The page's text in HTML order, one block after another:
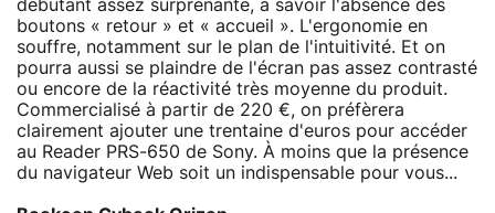
débutant assez surprenante, à savoir l'absence des
boutons « retour » et « accueil ». L'ergonomie en
souffre, notamment sur le plan de l'intuitivité. Et on
pourra aussi se plaindre de l'écran pas assez contrasté
ou encore de la réactivité très moyenne du produit.
Commercialisé à partir de 220 €, on préfèrera
clairement ajouter une trentaine d'euros pour accéder
au Reader PRS-650 de Sony. À moins que la présence
du navigateur Web soit un indispensable pour vous...